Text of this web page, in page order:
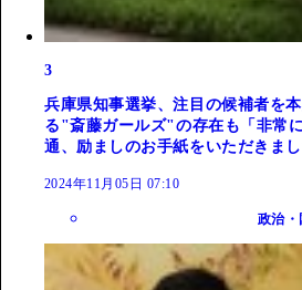
3
兵庫県知事選挙、注目の候補者を
る"斎藤ガールズ"の存在も「非常
通、励ましのお手紙をいただきまし
2024年11月05日 07:10
政治・